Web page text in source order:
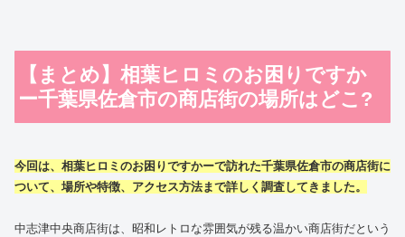
【まとめ】相葉ヒロミのお困りですか
ー千葉県佐倉市の商店街の場所はどこ?
今回は、相葉ヒロミのお困りですかーで訪れた千葉県佐倉市の商店街に
ついて、場所や特徴、アクセス方法まで詳しく調査してきました。
中志津中央商店街は、昭和レトロな雰囲気が残る温かい商店街だという